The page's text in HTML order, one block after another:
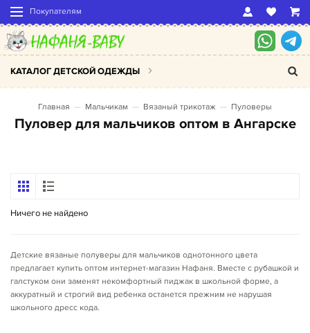
Покупателям
КАТАЛОГ ДЕТСКОЙ ОДЕЖДЫ
Главная Мальчикам Вязаный трикотаж Пуловеры
Пуловер для мальчиков оптом в Ангарске
Ничего не найдено
Детские вязаные полуверы для мальчиков однотонного цвета
предлагает купить оптом интернет-магазин Нафаня. Вместе с рубашкой и
галстуком они заменят некомфортный пиджак в школьной форме, а
аккуратный и строгий вид ребенка останется прежним не нарушая
школьного дресс кода.